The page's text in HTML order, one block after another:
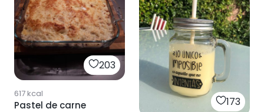
203
617kcal
Pastel de carne 173